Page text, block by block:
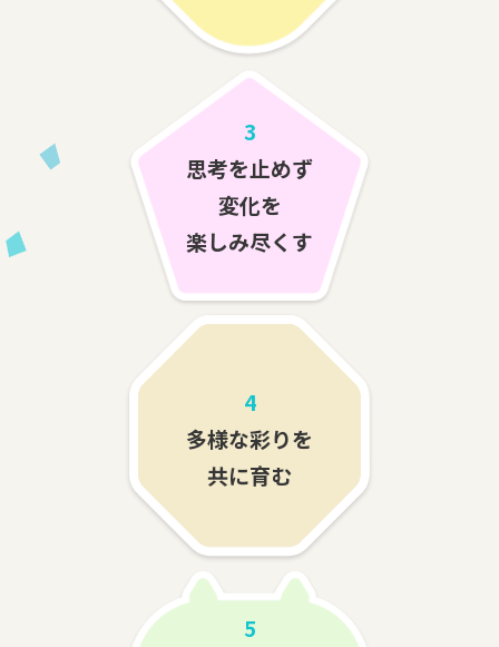
3
思考を止めず
変化を
楽しみ尽くす
4
多様な彩りを
共に育む
5